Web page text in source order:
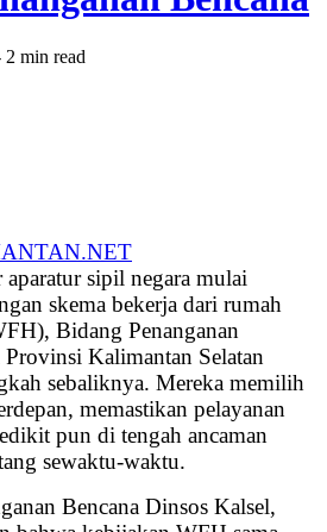
min read
aparatur sipil negara mulai
skema bekerja dari rumah
Bidang Penanganan
Kalimantan Selatan
sebaliknya. Mereka memilih
memastikan pelayanan
pun di tengah ancaman
sewaktu-waktu.
Bencana Dinsos Kalsel,